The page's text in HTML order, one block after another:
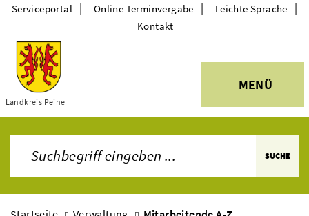
Themen
Landkreis Peine
MENÜ
Serviceportal | Online Terminvergabe | Leichte Sprache |
Kontakt
SUCHE